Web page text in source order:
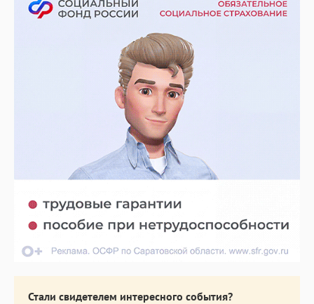
Стали свидетелем интересного события?